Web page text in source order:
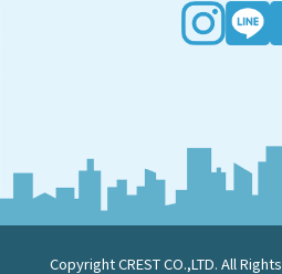
Copyright CREST CO.,LTD. All